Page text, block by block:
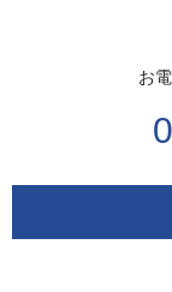
お